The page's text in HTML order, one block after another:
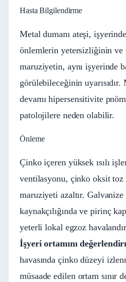
Hasta Bilgilendirme
Metal dumanı ateşi,
önlemlerin yetersizliğinin ve
maruziyetin, aynı işyerinde
görülebileceğinin
devamı hipersensitivite
patolojilere neden olabilir.
Önleme
Çinko içeren yüksek ısılı
ventilasyonu, çinko oksit toz
maruziyeti azaltır. Galvanize
kaynakçılığında ve pirinç
yeterli lokal egzoz
İşyeriortamınıdeğ
havasında çinko düzeyi
müsaade edilen ortam sınır